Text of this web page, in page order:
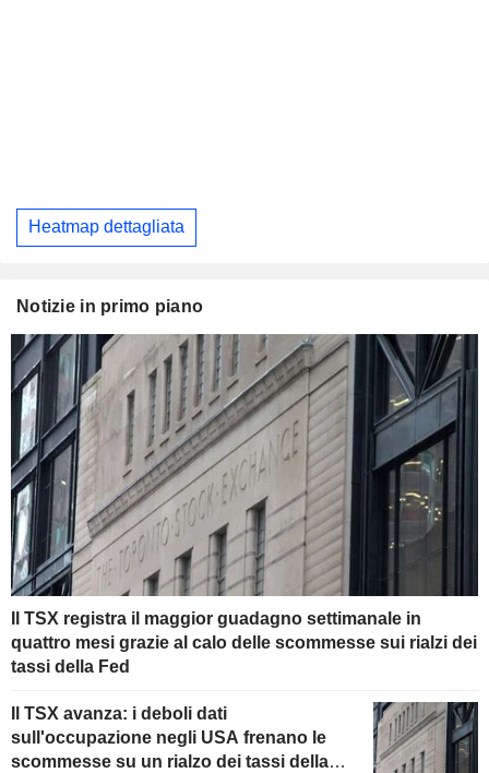
Heatmap dettagliata
Notizie in primo piano
Il TSX registra il maggior guadagno settimanale in
quattro mesi grazie al calo delle scommesse sui rialzi dei
tassi della Fed
Il TSX avanza: i deboli dati
sull'occupazione negli USA frenano le
scommesse su un rialzo dei tassi della